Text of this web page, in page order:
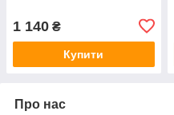
1 140 ₴
Купити
Про нас